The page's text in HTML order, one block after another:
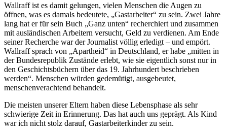
Wallraff ist es damit gelungen, vielen Menschen die Augen zu
öffnen, was es damals bedeutete, „Gastarbeiter“ zu sein. Zwei Jahre
lang hat er für sein Buch „Ganz unten“ recherchiert und zusammen
mit ausländischen Arbeitern versucht, Geld zu verdienen. Am Ende
seiner Recherche war der Journalist völlig erledigt – und empört.
Wallraff sprach von „Apartheid“ in Deutschland, er habe „mitten in
der Bundesrepublik Zustände erlebt, wie sie eigentlich sonst nur in
den Geschichtsbüchern über das 19. Jahrhundert beschrieben
werden“. Menschen würden gedemütigt, ausgebeutet,
menschenverachtend behandelt.
Die meisten unserer Eltern haben diese Lebensphase als sehr
schwierige Zeit in Erinnerung. Das hat auch uns geprägt. Als Kind
war ich nicht stolz darauf, Gastarbeiterkinder zu sein.